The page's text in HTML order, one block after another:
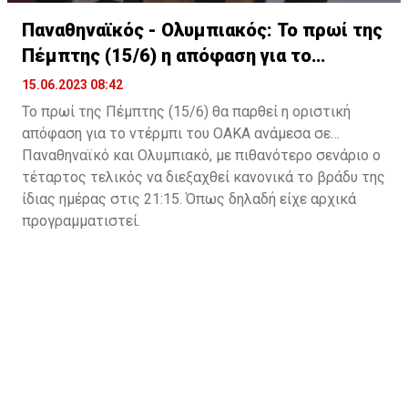
Παναθηναϊκός - Ολυμπιακός: Το πρωί της
Πέμπτης (15/6) η απόφαση για το
ντέρμπι
15.06.2023 08:42
Το πρωί της Πέμπτης (15/6) θα παρθεί η οριστική
απόφαση για το ντέρμπι του ΟΑΚΑ ανάμεσα σε
Παναθηναϊκό και Ολυμπιακό, με πιθανότερο σενάριο ο
τέταρτος τελικός να διεξαχθεί κανονικά το βράδυ της
ίδιας ημέρας στις 21:15. Όπως δηλαδή είχε αρχικά
προγραμματιστεί.